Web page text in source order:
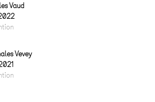
Vaud
Vevey